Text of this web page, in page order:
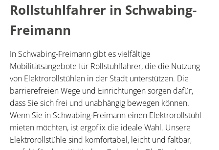
Rollstuhlfahrer in Schwabing-
Freimann
In Schwabing-Freimann gibt es vielfältige
Mobilitätsangebote für Rollstuhlfahrer, die die Nutzung
von Elektrorollstühlen in der Stadt unterstützen. Die
barrierefreien Wege und Einrichtungen sorgen dafür,
dass Sie sich frei und unabhängig bewegen können.
Wenn Sie in Schwabing-Freimann einen Elektrorollstuhl
mieten möchten, ist ergoflix die ideale Wahl. Unsere
Elektrorollstühle sind komfortabel, leicht und faltbar,